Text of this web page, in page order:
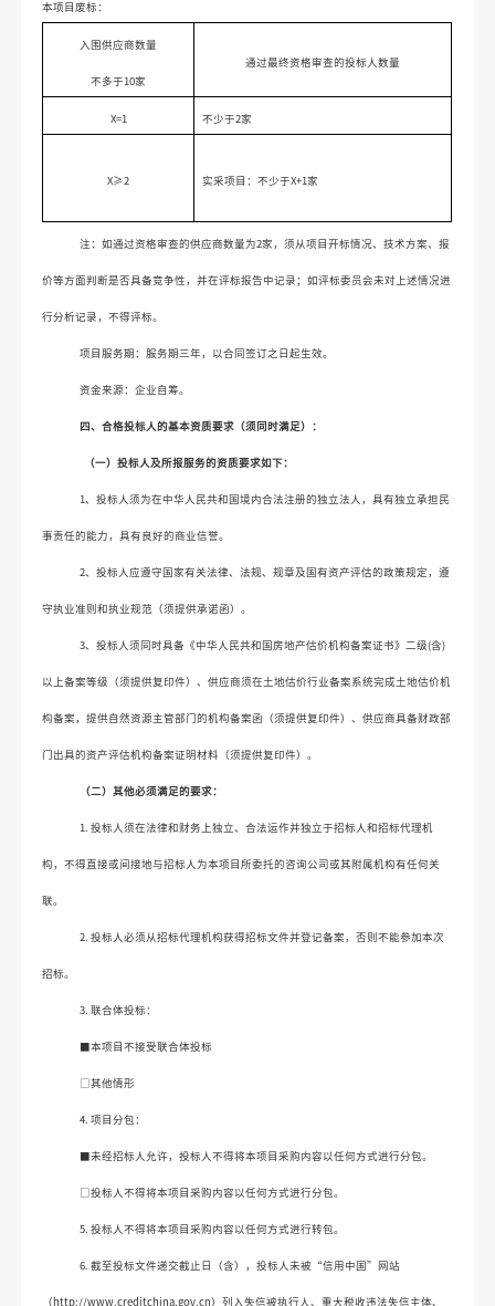
本项目废标：
入围供应商数量
不多于 10家
通过最终资格审查的投标人数量
X=1 不少于2家
X≥2 实采项目：不少于X+1家
注：如通过资格审查的供应商数量为2家，须从项目开标情况、技术方案、报
价等方面判断是否具备竞争性，并在评标报告中记录；如评标委员会未对上述情况进
行分析记录，不得评标。
项目服务期：服务期三年，以合同签订之日起生效。
资金来源：企业自筹。
四、 合格投标人的基本资质要求（须同时满足）：
（一） 投标人及所报服务的资质要求如下：
1、 投标人须为在中华人民共和国境内合法注册的独立法人，具有独立承担民
事责任的能力，具有良好的商业信誉。
2、 投标人 应遵守国家有关法律、法规、规章及国有资产评估的政策规定，遵
守执业准则和执业规范（须提供承诺函）。
3、投标人须同时具备《中华人民共和国房地产估价机构备案证书》二级(含)
以上备案等级（须提供复印件）、供应商须在土地估价行业备案系统完成土地估价机
构备案，提供自然资源主管部门的机构备案函（须提供复印件）、供应商具备财政部
门出具的资产评估机构备案证明材料（须提供复印件）。
（二） 其他必须满足的要求：
1. 投标人须在法律和财务上独立、合法运作并独立于招标人和招标代理机
构，不得直接或间接地与招标人为本项目所委托的咨询公司或其附属机构有任何关
联。
2. 投标人必须从招标代理机构获得招标文件并登记备案，否则不能参加本次
招标。
3. 联合体投标：
■本项目不接受联合体投标
□其他情形
4. 项目分包：
■未经招标人允许，投标人不得将本项目采购内容以任何方式进行分包。
□投标人不得将本项目采购内容以任何方式进行分包
5. 投标人 不得将本项目采购内容以任何方式进行转包
6. 截至投标文件递交截止日（含），投标人未被 “信用中国”网站
（ http://www.creditchina.gov.cn）列入失信被执行人、重大税收违法失信主体、